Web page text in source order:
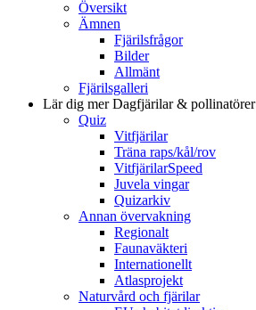
Översikt
Ämnen
Fjärilsfrågor
Bilder
Allmänt
Fjärilsgalleri
Lär dig merDagfjärilar & pollinatörer
Quiz
Vitfjärilar
Träna raps/kål/rov
VitfjärilarSpeed
Juvela vingar
Quizarkiv
Annan övervakning
Regionalt
Faunaväkteri
Internationellt
Atlasprojekt
Naturvård och fjärilar